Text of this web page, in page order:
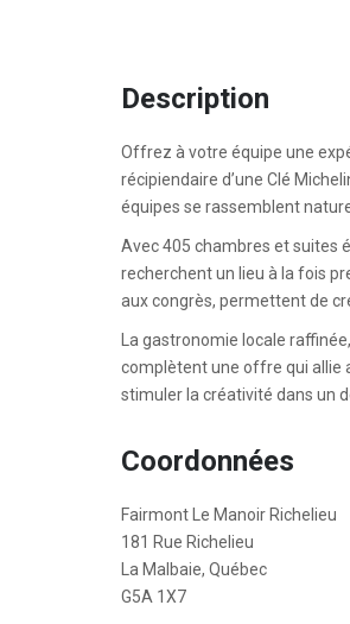
Description
Offrez à votre équipe une
récipiendaire d’une Clé
équipes se rassemblent
Avec 405 chambres et suites
recherchent un lieu à la fois
aux congrès, permettent de
La gastronomie locale
complètent une offre qui allie
stimuler la créativité dans un
Coordonnées
Fairmont Le Manoir Richelieu
181 Rue Richelieu
La Malbaie, Québec
G5A 1X7